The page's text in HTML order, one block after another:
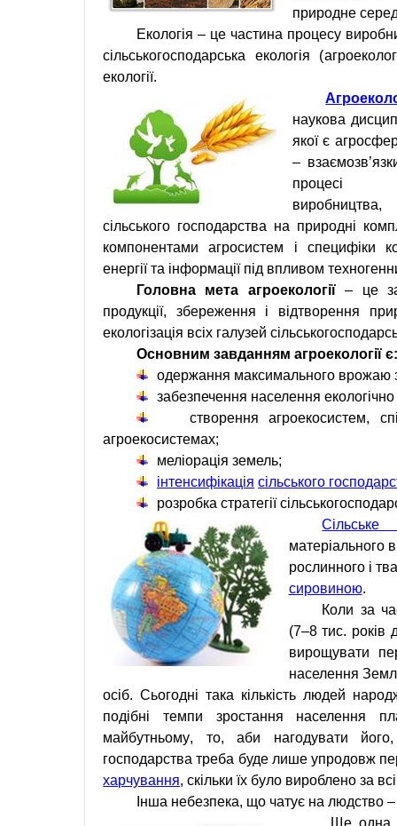
природне
Екологія – це частина процесу
сільськогосподарська екологія (
екології.
наукова
якої є
– взаємозв’
процесі
виробництва
сільського господарства на природні
компонентами
агросистем і специфіки
енергіїта інформації під впливом
Головна
мета агроекології– це
продукції, збереження і відтворення
екологізація всіх галузей
Основним завданнямагроекології
одержання максимального врожаю
забезпечення населення
створенняагроекосистем,
агроекосистемах;
меліорація земель;
інтенсифікація сільського
розробка стратегії
Сільське
матеріального
рослинногоі
сировиною.
Коли за
(7–8 тис. років
вирощувати
населення
осіб. Сьогодні така кількість людей
подібні темпи зростання населення
майбутньому, то, аби нагодувати
господарства треба буде лише упродовж
харчування, скільки їх було вироблено за
Інша небезпека, що чатує на людство
Ще одна